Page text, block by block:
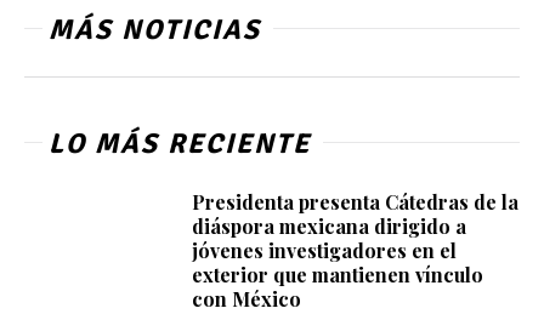
MÁS NOTICIAS
LO MÁS RECIENTE
Presidenta presenta Cátedras de la
diáspora mexicana dirigido a
jóvenes investigadores en el
exterior que mantienen vínculo
con México